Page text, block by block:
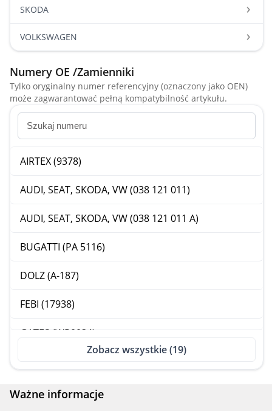
SKODA
VOLKSWAGEN
Numery OE /Zamienniki
Tylko oryginalny numer referencyjny (oznaczony jako OEN)
może zagwarantować pełną kompatybilność artykułu.
AIRTEX (9378)
AUDI, SEAT, SKODA, VW (038 121 011)
AUDI, SEAT, SKODA, VW (038 121 011 A)
BUGATTI (PA 5116)
DOLZ (A-187)
FEBI (17938)
GATES (WP0034)
GK (980133)
Zobacz wszystkie (19)
Ważne informacje